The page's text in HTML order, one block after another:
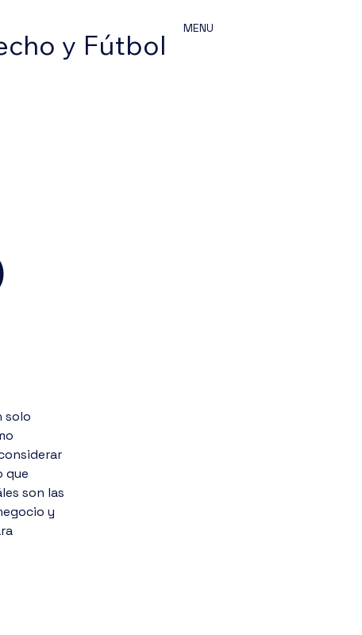
MENU
y Fútbol
solo
que
son las
y